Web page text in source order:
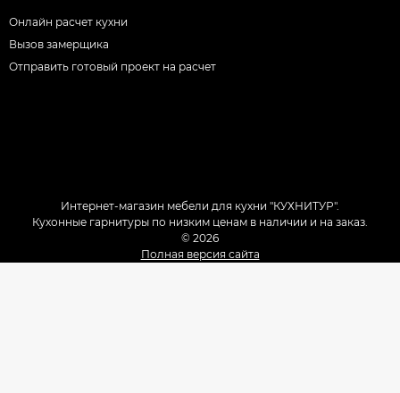
Онлайн расчет кухни
Вызов замерщика
Отправить готовый проект на расчет
Интернет-магазин мебели для кухни "КУХНИТУР".
Кухонные гарнитуры по низким ценам в наличии и на заказ.
© 2026
Полная версия сайта